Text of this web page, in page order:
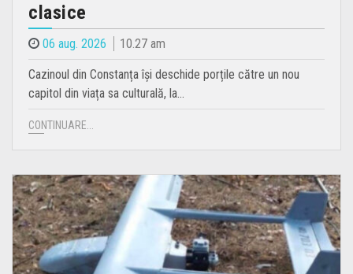
clasice
06 aug. 2026 10.27 am
Cazinoul din Constanța își deschide porțile către un nou
capitol din viața sa culturală, la…
CONTINUARE...